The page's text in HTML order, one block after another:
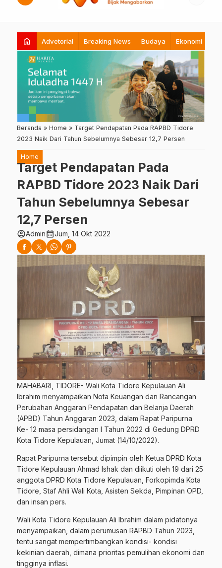
home Advetorial Breaking News Budaya Ekonomi
Beranda » Home » Target Pendapatan Pada RAPBD Tidore
2023 Naik Dari Tahun Sebelumnya Sebesar 12,7 Persen
Home
Target Pendapatan Pada
RAPBD Tidore 2023 Naik Dari
Tahun Sebelumnya Sebesar
12,7 Persen
account_circleAdmincalendar_monthJum, 14 Okt 2022
MAHABARI, TIDORE- Wali Kota Tidore Kepulauan Ali
Ibrahim menyampaikan Nota Keuangan dan Rancangan
Perubahan Anggaran Pendapatan dan Belanja Daerah
(APBD) Tahun Anggaran 2023, dalam Rapat Paripurna
Ke- 12 masa persidangan I Tahun 2022 di Gedung DPRD
Kota Tidore Kepulauan, Jumat (14/10/2022).
Rapat Paripurna tersebut dipimpin oleh Ketua DPRD Kota
Tidore Kepulauan Ahmad Ishak dan diikuti oleh 19 dari 25
anggota DPRD Kota Tidore Kepulauan, Forkopimda Kota
Tidore, Staf Ahli Wali Kota, Asisten Sekda, Pimpinan OPD,
dan insan pers.
Wali Kota Tidore Kepulauan Ali Ibrahim dalam pidatonya
menyampaikan, dalam perumusan RAPBD Tahun 2023,
tentu sangat mempertimbangkan kondisi- kondisi
kekinian daerah, dimana prioritas pemulihan ekonomi dan
tingginya inflasi.